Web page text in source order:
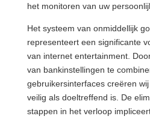
het monitoren van uw
Het systeem van onmiddellijk
representeert een significante
van internet entertainment.
van bankinstellingen te
gebruikersinterfaces creëren
veilig als doeltreffend is. De
stappen in het verloop